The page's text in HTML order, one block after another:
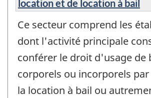
location et de location à bail
Ce secteur comprend les
dont l'activité principale
conférer le droit d'usage de
corporels ou incorporels
la location à bail ou